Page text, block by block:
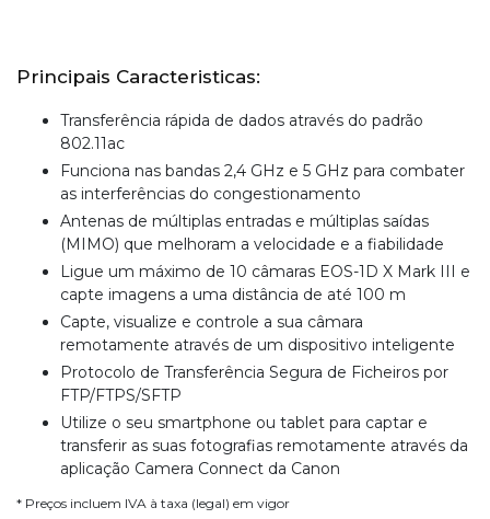
Principais Caracteristicas:
Transferência rápida de dados através do padrão
802.11ac
Funciona nas bandas 2,4 GHz e 5 GHz para combater
as interferências do congestionamento
Antenas de múltiplas entradas e múltiplas saídas
(MIMO) que melhoram a velocidade e a fiabilidade
Ligue um máximo de 10 câmaras EOS-1D X Mark III e
capte imagens a uma distância de até 100 m
Capte, visualize e controle a sua câmara
remotamente através de um dispositivo inteligente
Protocolo de Transferência Segura de Ficheiros por
FTP/FTPS/SFTP
Utilize o seu smartphone ou tablet para captar e
transferir as suas fotografias remotamente através da
aplicação Camera Connect da Canon
* Preços incluem IVA à taxa (legal) em vigor